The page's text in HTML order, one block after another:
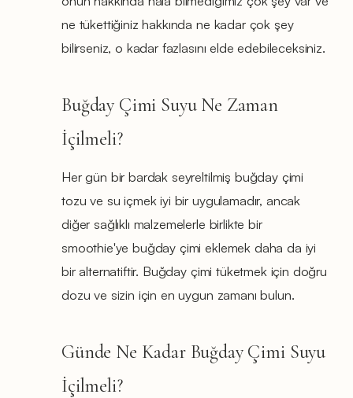
ne tükettiğiniz hakkında ne kadar çok şey
bilirseniz, o kadar fazlasını elde edebileceksiniz.
Buğday Çimi Suyu Ne Zaman
İçilmeli?
Her gün bir bardak seyreltilmiş buğday çimi
tozu ve su içmek iyi bir uygulamadır, ancak
diğer sağlıklı malzemelerle birlikte bir
smoothie'ye buğday çimi eklemek daha da iyi
bir alternatiftir. Buğday çimi tüketmek için doğru
dozu ve sizin için en uygun zamanı bulun.
Günde Ne Kadar Buğday Çimi Suyu
İçilmeli?